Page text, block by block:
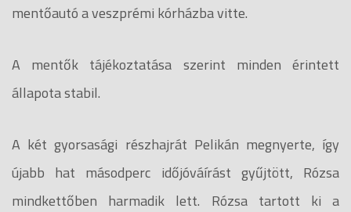
mentőautó a veszprémi kórházba vitte.
A mentők tájékoztatása szerint minden érintett
állapota stabil.
A két gyorsasági részhajrát Pelikán megnyerte, így
újabb hat másodperc időjóváírást gyűjtött, Rózsa
mindkettőben harmadik lett. Rózsa tartott ki a